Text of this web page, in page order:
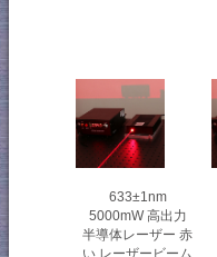
633±1nm
5000mW 高出力
半導体レーザー 赤